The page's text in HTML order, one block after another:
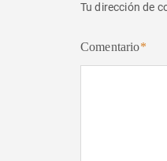
Tu dirección de
Comentario*